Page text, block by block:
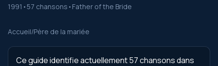
1991 •57 chansons • Father of the Bride
Accueil/Père de la mariée
Ce guide identifie actuellement 57 chansons dans